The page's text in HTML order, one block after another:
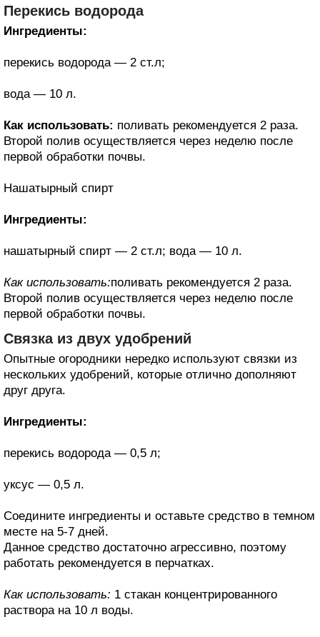
Перекись водорода
Ингредиенты:
перекись водорода — 2 ст.л;
вода — 10 л.
Как использовать: поливать рекомендуется 2 раза.
Второй полив осуществляется через неделю после
первой обработки почвы.
Нашатырный спирт
Ингредиенты:
нашатырный спирт — 2 ст.л; вода — 10 л.
Как использовать:поливать рекомендуется 2 раза.
Второй полив осуществляется через неделю после
первой обработки почвы.
Связка из двух удобрений
Опытные огородники нередко используют связки из
нескольких удобрений, которые отлично дополняют
друг друга.
Ингредиенты:
перекись водорода — 0,5 л;
уксус — 0,5 л.
Соедините ингредиенты и оставьте средство в темном
месте на 5-7 дней.
Данное средство достаточно агрессивно, поэтому
работать рекомендуется в перчатках.
Как использовать: 1 стакан концентрированного
раствора на 10 л воды.